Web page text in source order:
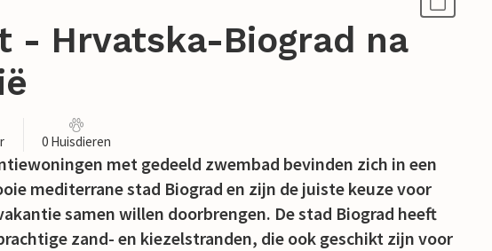
- Hrvatska-Biograd na
0 Huisdieren
met gedeeld zwembad bevinden zich in een
mediterrane stad Biograd en zijn de juiste keuze voor
samen willen doorbrengen. De stad Biograd heeft
zand- en kiezelstranden, die ook geschikt zijn voor